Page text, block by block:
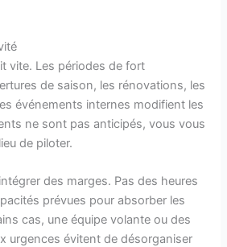
vite. Les périodes de fort
de saison, les rénovations, les
événements internes modifient les
ne sont pas anticipés, vous vous
de piloter.
des marges. Pas des heures
prévues pour absorber les
cas, une équipe volante ou des
urgences évitent de désorganiser